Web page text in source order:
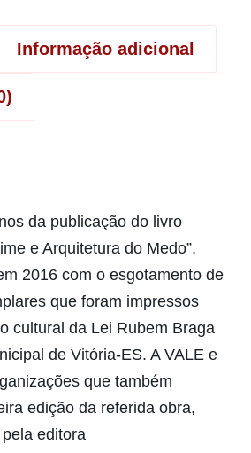
Informação adicional
da publicação do livro
e Arquitetura do Medo”,
2016 com o esgotamento de
que foram impressos
cultural da Lei Rubem Braga
de Vitória-ES. A VALE e
que também
edição da referida obra,
editora